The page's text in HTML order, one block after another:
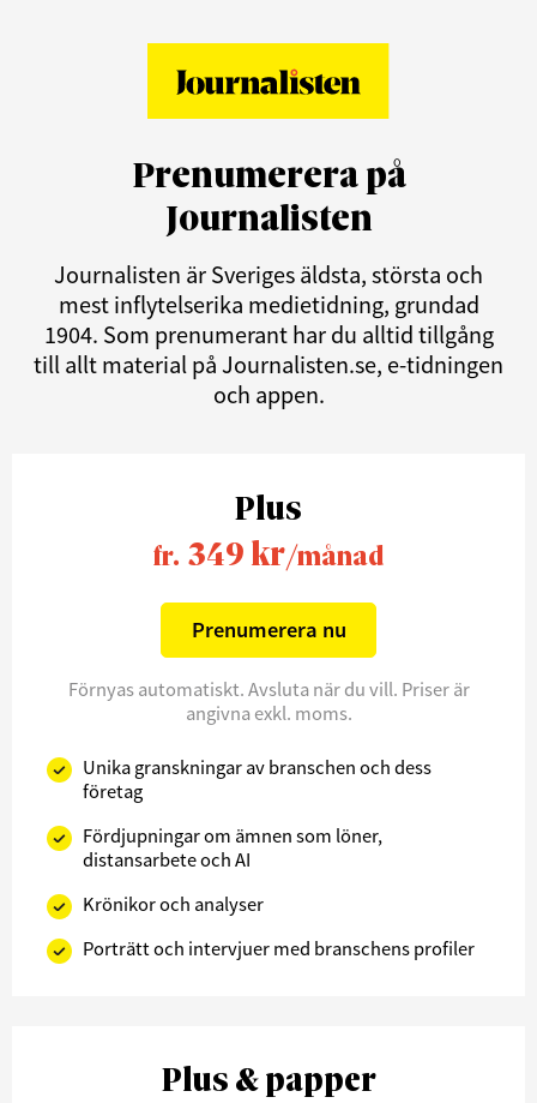
Prenumerera på
Journalisten
Journalisten är Sveriges äldsta, största och
mest inflytelserika medietidning, grundad
1904. Som prenumerant har du alltid tillgång
till allt material på Journalisten.se, e-tidningen
och appen.
Plus
fr. 349 kr/månad
Prenumerera nu
Förnyas automatiskt. Avsluta när du vill. Priser är
angivna exkl. moms.
Unika granskningar av branschen och dess
företag
Fördjupningar om ämnen som löner,
distansarbete och AI
Krönikor och analyser
Porträtt och intervjuer med branschens profiler
Plus & papper